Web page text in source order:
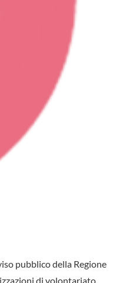
pubblico della Regione
di volontariato,